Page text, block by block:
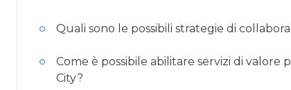
Quali sono le possibili strategie di
Come è possibile abilitare servizi di
City?